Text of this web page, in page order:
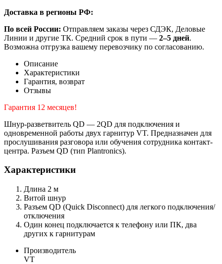
Доставка в регионы РФ:
По всей России: Отправляем заказы через СДЭК, Деловые
Линии и другие ТК. Средний срок в пути — 2–5 дней.
Возможна отгрузка вашему перевозчику по согласованию.
Описание
Характеристики
Гарантия, возврат
Отзывы
Гарантия 12 месяцев!
Шнур-разветвитель QD — 2QD для подключения и
одновременной работы двух гарнитур VT. Предназначен для
прослушивания разговора или обучения сотрудника контакт-
центра. Разъем QD (тип Plantronics).
Характеристики
Длина 2 м
Витой шнур
Разъем QD (Quick Disconnect) для легкого подключения/
отключения
Один конец подключается к телефону или ПК, два
других к гарнитурам
Производитель
VT